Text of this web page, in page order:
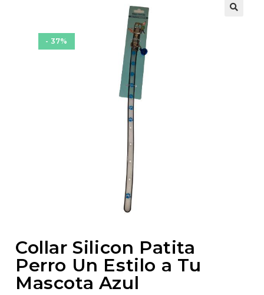
- 37%
Collar Silicon Patita
Perro Un Estilo a Tu
Mascota Azul